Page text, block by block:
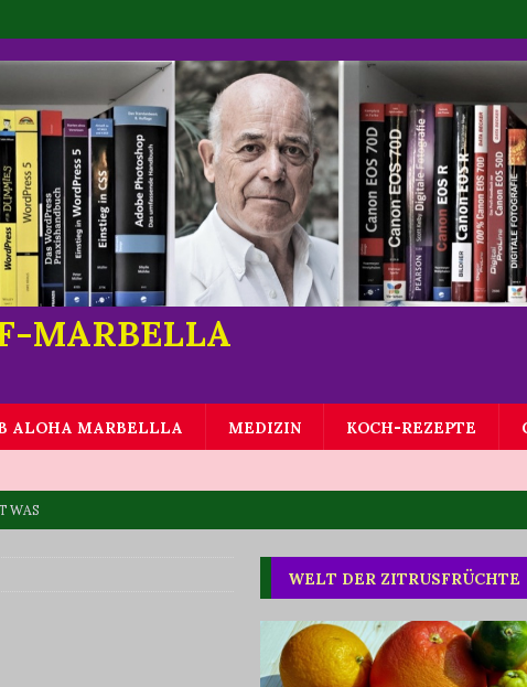
MARBELLA
ALOHA MARBELLLA MEDIZIN KOCH-REZEPTE
WAS
WELT DER ZITRUSFRÜCHTE